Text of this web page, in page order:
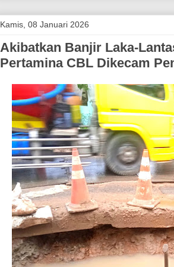
Kamis, 08 Januari 2026
Akibatkan Banjir Laka-
Pertamina CBL Dikecam